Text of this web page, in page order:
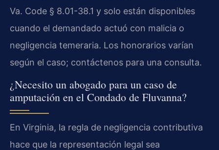
Va. Code § 8.01-38.1 y solo están disponibles
cuando el demandado actuó con malicia o
negligencia temeraria. Los honorarios varían
según el caso; contáctenos para una consulta.
¿Necesito un abogado para un caso de
amputación en el Condado de Fluvanna?
En Virginia, la regla de negligencia contributiva
hace que la representación legal sea